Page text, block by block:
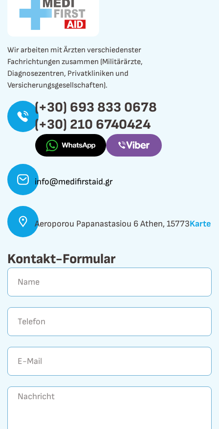
Wir arbeiten mit Ärzten verschiedenster
Fachrichtungen zusammen (Militärärzte,
Diagnosezentren, Privatkliniken und
Versicherungsgesellschaften).
(+30) 693 833 0678
(+30) 210 6740424
info@medifirstaid.gr
Aeroporou Papanastasiou 6 Athen, 15773Karte
Kontakt-Formular